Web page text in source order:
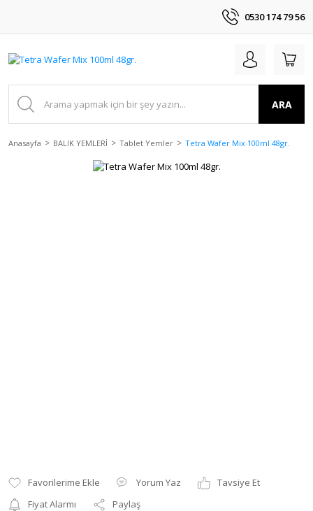
0530 174 79 56
ARA
Anasayfa BALIK YEMLERİ Tablet Yemler Tetra Wafer Mix 100ml 48gr.
Yorum Yaz
Tavsiye Et
Fiyat Alarmı
Paylaş